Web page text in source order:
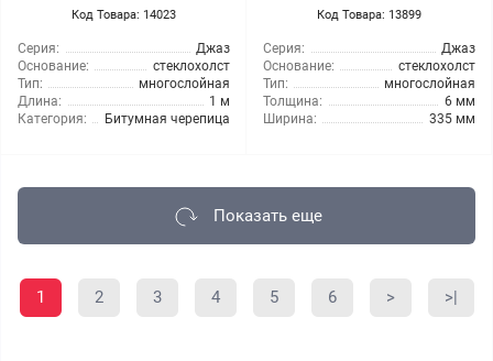
Код Товара: 14023
Серия:
Джаз
Основание:
стеклохолст
Тип:
многослойная
Длина:
1 м
Категория:
Битумная черепица
Код Товара: 13899
Серия:
Джаз
Основание:
стеклохолст
Тип:
многослойная
Толщина:
6 мм
Ширина:
335 мм
Показать еще
1 2 3 4 5 6 > >|